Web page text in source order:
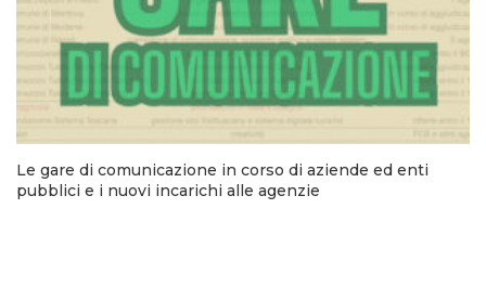
Le gare di comunicazione in corso di aziende ed enti
pubblici e i nuovi incarichi alle agenzie